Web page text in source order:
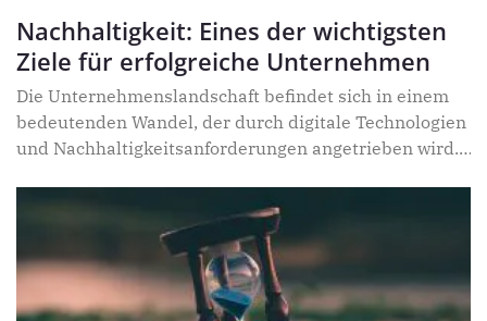
Nachhaltigkeit: Eines der wichtigsten
Ziele für erfolgreiche Unternehmen
Die Unternehmenslandschaft befindet sich in einem
bedeutenden Wandel, der durch digitale Technologien
und Nachhaltigkeitsanforderungen angetrieben wird.
gezwungen, innovative Wertmodelle zu entwickeln, die
Digitalisierung und Nachhaltigkeitsprinzipien
miteinander verbinden, um wettbewerbsfähig und
relevant zu bleiben. Die nachfolgenden Themen sind
dabei besonders wichtig.